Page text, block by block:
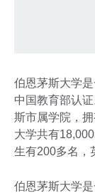
伯恩茅斯大学
中国教育部认
斯市属学院，
大学共有
生有200多名，
伯恩茅斯大学